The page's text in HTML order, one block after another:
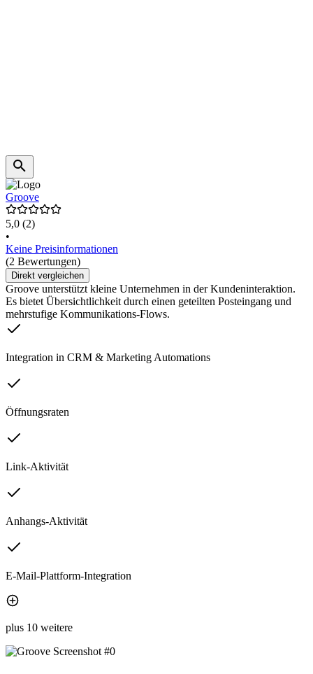
Groove
5,0 (2)
•
Keine Preisinformationen
(2 Bewertungen)
Direkt vergleichen
Groove unterstützt kleine Unternehmen in der Kundeninteraktion.
Es bietet Übersichtlichkeit durch einen geteilten Posteingang und
mehrstufige Kommunikations-Flows.
Integration in CRM & Marketing Automations
Öffnungsraten
Link-Aktivität
Anhangs-Aktivität
E-Mail-Plattform-Integration
plus 10 weitere